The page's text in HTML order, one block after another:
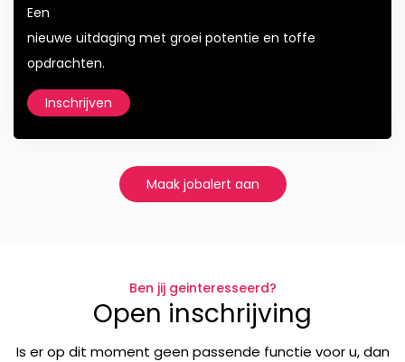
Een
nieuwe uitdaging met groei potentie en toffe
opdrachten.
Inschrijven
Maak jobalert aan
Ben jij geinteresseerd?
Open inschrijving
Is er op dit moment geen passende functie voor u, dan